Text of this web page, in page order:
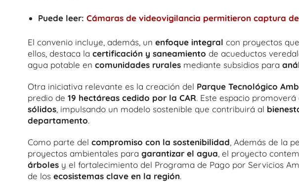
Puede leer:Cámaras de videovigilancia permitieron captura
El convenio incluye, además, un enfoque integral con proyectos
ellos, destaca la certificación y saneamiento de acueductos
agua potable en comunidades rurales mediante subsidios para
Otra iniciativa relevante es la creación del Parque Tecnológico
predio de 19 hectáreas cedido por la CAR. Este espacio
sólidos , impulsando un modelo sostenible que contribuirá al
departamento.
Como parte del compromiso con la sostenibilidad , Además de la
proyectos ambientales para garantizar el agua , el proyecto
árboles y el fortalecimiento del Programa de Pago por Servicios
de los ecosistemas clave en la región.